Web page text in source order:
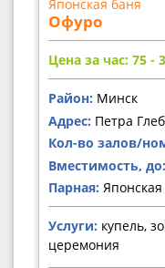
Японская баня
Офуро
Цена за час: 75 -
Район: Минск
Адрес: Петра
Кол-во залов/
Вместимость, до:
Парная: Японская
Услуги: купель,
церемония